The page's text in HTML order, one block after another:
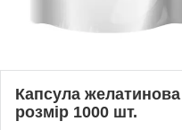
Капсула
розмір 1000 шт.